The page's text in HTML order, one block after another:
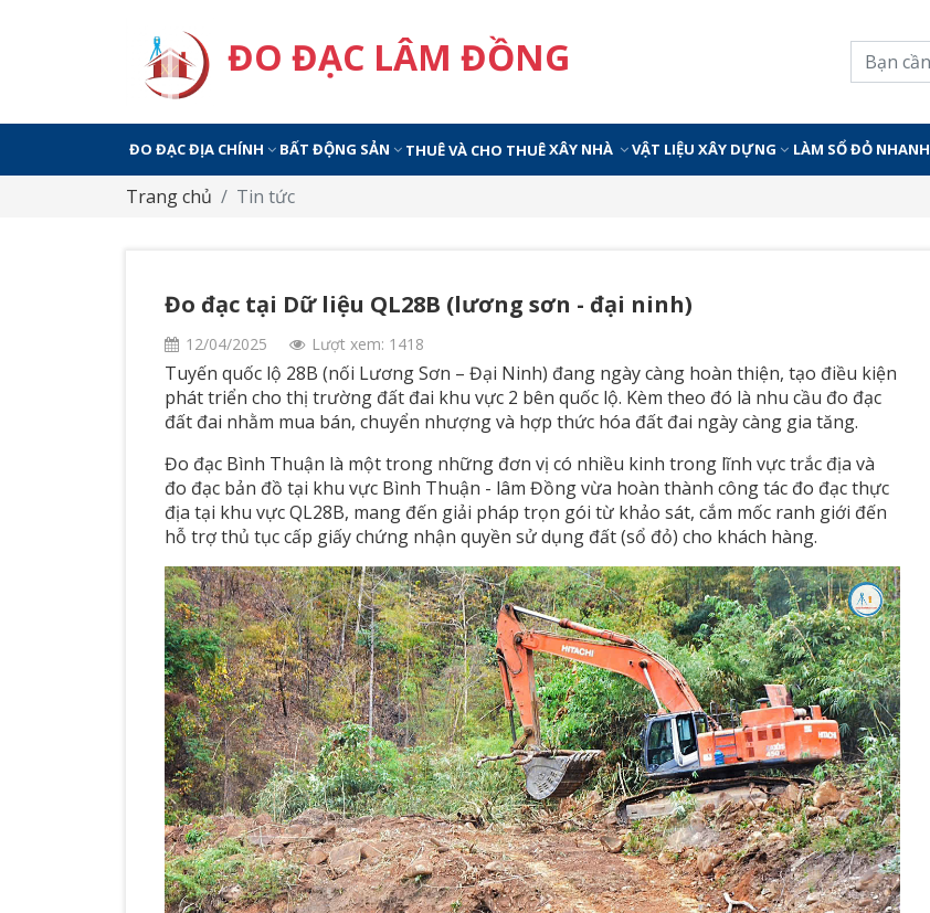
ĐO ĐẠC LÂM ĐỒNG
ĐO ĐẠC ĐỊA CHÍNH BẤT ĐỘNG SẢN THUÊ VÀ CHO THUÊXÂY NHÀ VẬT LIỆU XÂY DỰNG LÀM SỔ ĐỎ NHANH
Trang chủ Tin tức
Đo đạc tại Dữ liệu QL28B (lương sơn - đại ninh)
12/04/2025 Lượt xem: 1418
Tuyến quốc lộ 28B (nối Lương Sơn – Đại Ninh) đang ngày càng hoàn thiện, tạo điều kiện
phát triển cho thị trường đất đai khu vực 2 bên quốc lộ. Kèm theo đó là nhu cầu đo đạc
đất đai nhằm mua bán, chuyển nhượng và hợp thức hóa đất đai ngày càng gia tăng.
Đo đạc Bình Thuận là một trong những đơn vị có nhiều kinh trong lĩnh vực trắc địa và
đo đạc bản đồ tại khu vực Bình Thuận - lâm Đồng vừa hoàn thành công tác đo đạc thực
địa tại khu vực QL28B, mang đến giải pháp trọn gói từ khảo sát, cắm mốc ranh giới đến
hỗ trợ thủ tục cấp giấy chứng nhận quyền sử dụng đất (sổ đỏ) cho khách hàng.